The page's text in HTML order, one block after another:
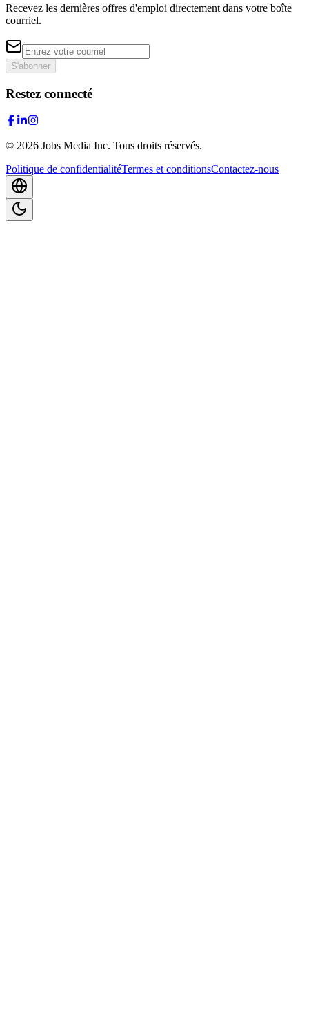
Recevez les dernières offres d'emploi directement dans votre boîte
courriel.
S'abonner
Restez connecté
© 2026 Jobs Media Inc. Tous droits réservés.
Politique de confidentialitéTermes et conditionsContactez-nous